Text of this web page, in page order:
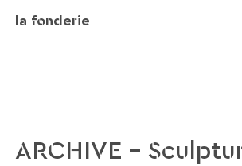
la fonderie
ARCHIVE –